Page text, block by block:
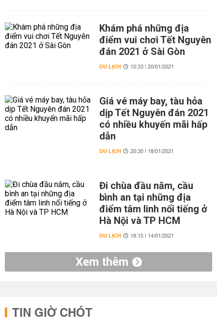
Khám phá những địa
điểm vui chơi Tết Nguyên
đán 2021 ở Sài Gòn
DU LỊCH 10:33 | 20/01/2021
Giá vé máy bay, tàu hỏa
dịp Tết Nguyên đán 2021
có nhiều khuyến mãi hấp
dẫn
DU LỊCH 20:30 | 18/01/2021
Đi chùa đầu năm, cầu
bình an tại những địa
điểm tâm linh nổi tiếng ở
Hà Nội và TP HCM
DU LỊCH 18:15 | 14/01/2021
Xem thêm
TIN GIỜ CHÓT